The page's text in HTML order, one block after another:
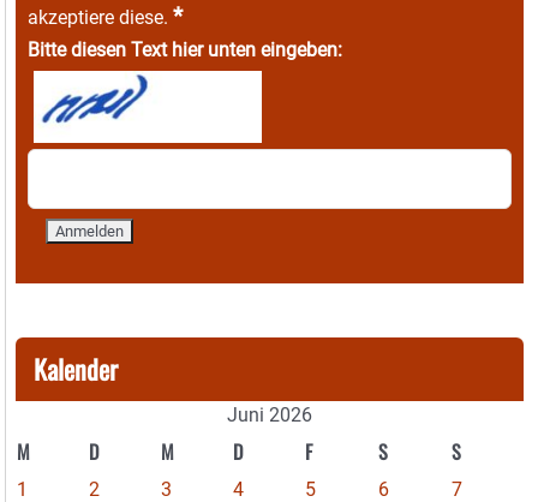
akzeptiere diese. *
Bitte diesen Text hier unten eingeben:
Kalender
Juni 2026
M D M D F S S
1 2 3 4 5 6
7